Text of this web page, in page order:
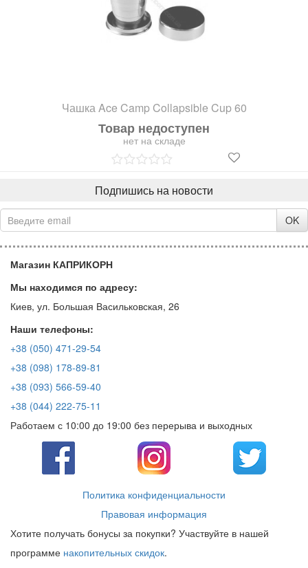
Чашка Ace Camp Collapsible Cup 60
Товар недоступен
нет на складе
Подпишись на новости
OK
Магазин КАПРИКОРН
Мы находимся по адресу:
Киев, ул. Большая Васильковская, 26
Наши телефоны:
+38 (050) 471-29-54
+38 (098) 178-89-81
+38 (093) 566-59-40
+38 (044) 222-75-11
Работаем с 10:00 до 19:00 без перерыва и выходных
Политика конфиденциальности
Правовая информация
Хотите получать бонусы за покупки? Участвуйте в нашей
программе накопительных скидок.